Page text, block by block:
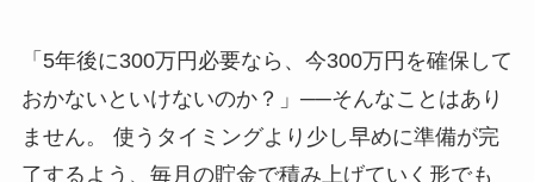
「5年後に300万円必要なら、今300万円を確保して
おかないといけないのか？」──そんなことはあり
ません。 使うタイミングより少し早めに準備が完
了するよう、毎月の貯金で積み上げていく形でも